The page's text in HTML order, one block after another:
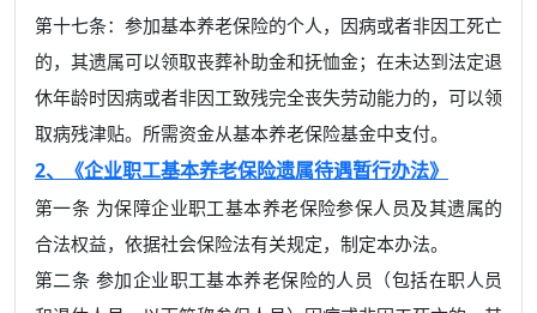
第十七条：参加基本养老保险的个人，因病或者非因工死亡
的，其遗属可以领取丧葬补助金和抚恤金；在未达到法定退
休年龄时因病或者非因工致残完全丧失劳动能力的，可以领
取病残津贴。所需资金从基本养老保险基金中支付。
2、《企业职工基本养老保险遗属待遇暂行办法》
第一条 为保障企业职工基本养老保险参保人员及其遗属的
合法权益，依据社会保险法有关规定，制定本办法。
第二条 参加企业职工基本养老保险的人员（包括在职人员